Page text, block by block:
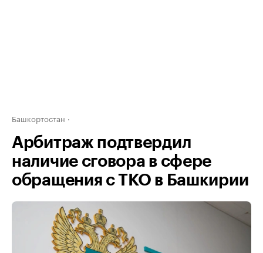
Башкортостан
Арбитраж подтвердил
наличие сговора в сфере
обращения с ТКО в Башкирии